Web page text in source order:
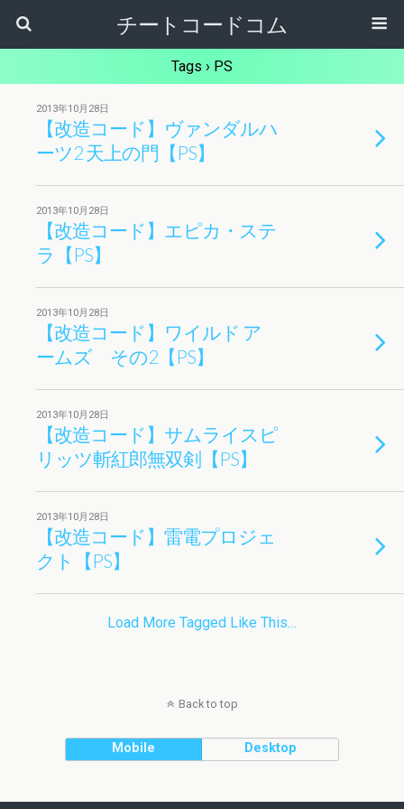
チートコードコム
Tags › PS
2013年10月28日
【改造コード】ヴァンダルハ
ーツ2 天上の門【PS】
2013年10月28日
【改造コード】エピカ・ステ
ラ【PS】
2013年10月28日
【改造コード】ワイルド ア
ームズ その2【PS】
2013年10月28日
【改造コード】サムライスピ
リッツ斬紅郎無双剣【PS】
2013年10月28日
【改造コード】雷電プロジェ
クト【PS】
Load More Tagged Like This…
Back to top
Mobile Desktop